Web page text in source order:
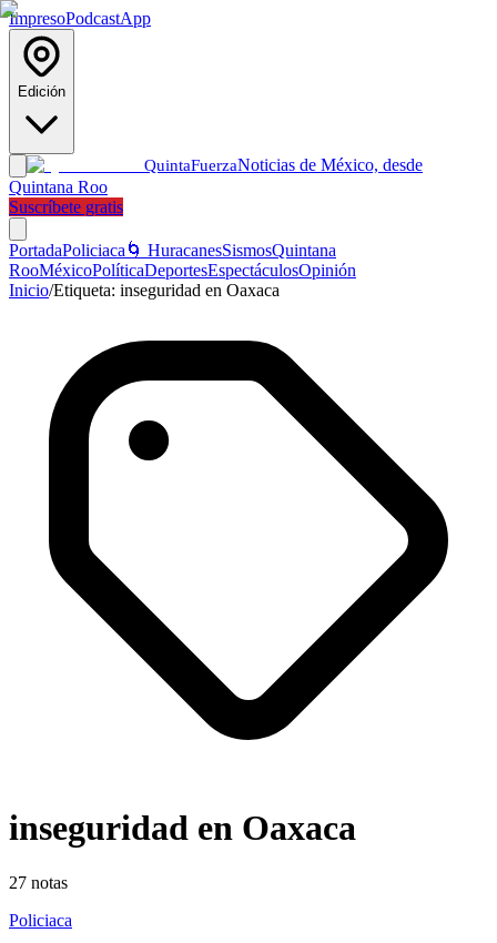
ImpresoPodcastApp
Edición
QuintaFuerzaNoticias de México, desde
Quintana Roo
Suscríbete gratis
PortadaPoliciaca 🌀 HuracanesSismosQuintana
RooMéxicoPolíticaDeportesEspectáculosOpinión
Inicio/Etiqueta: inseguridad en Oaxaca
inseguridad en Oaxaca
27 notas
Policiaca